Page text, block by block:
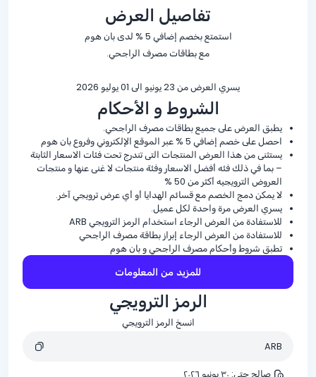
تفاصيل العرض
استمتع بخصم إضافي % 5 لدى بان هوم
مع بطاقات مصرف الراجحي.
يسري العرض من 23 يونيو الى 01 يوليو 2026
الشروط و الأحكام
يطبق العرض على جميع بطاقات مصرف الراجحي.
احصل على خصم إضافي % 5 عبر الموقع الإلكتروني وفروع بان هوم
يستثنى من هذا العرض المنتجات التى تندرج تحت فئات الاسعار الثابتة
– بما في ذلك فئه أفضل الاسعار وفئة منتجات لا غنى عنها و منتجات
العروض الترويجيه أكثر من % 50
لا يمكن دمج الخصم مع قسائم الهدايا أو أي عرض ترويجي آخر.
يسري العرض مرة واحدة لكل عميل.
للاستفادة من العرض الرجاء استخدام الرمز الترويجي ARB
للاستفادة من العرض الرجاء إبراز بطاقة مصرف الراجحي
تطبق شروط وأحكام مصرف الراجحي و بان هوم
للمزيد من المعلومات
الرمز الترويجي
انسخ الرمز الترويجي
ARB
صالح حتى: ٣٠ يونيو ٢٠٢٦